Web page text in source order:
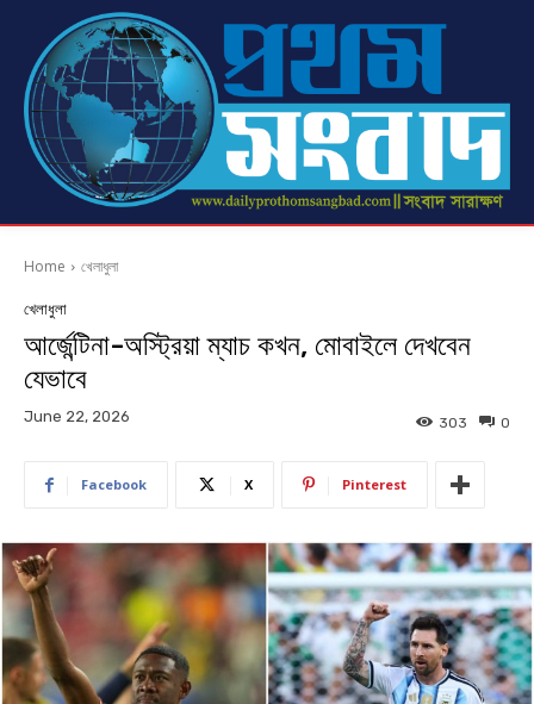
Home খেলাধুলা
খেলাধুলা
আর্জেন্টিনা-অস্ট্রিয়া ম্যাচ কখন, মোবাইলে দেখবেন
যেভাবে
June 22, 2026 0
303
Facebook X Pinterest